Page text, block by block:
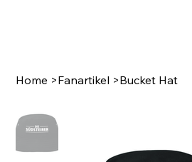
Home >Fanartikel >Bucket Hat